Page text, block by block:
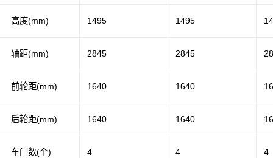
高度(mm)
轴距(mm)
前轮距(mm)
后轮距(mm)
车门数(个)
1495 1495
2845 2845
1640 1640
1640 1640
4 4 4